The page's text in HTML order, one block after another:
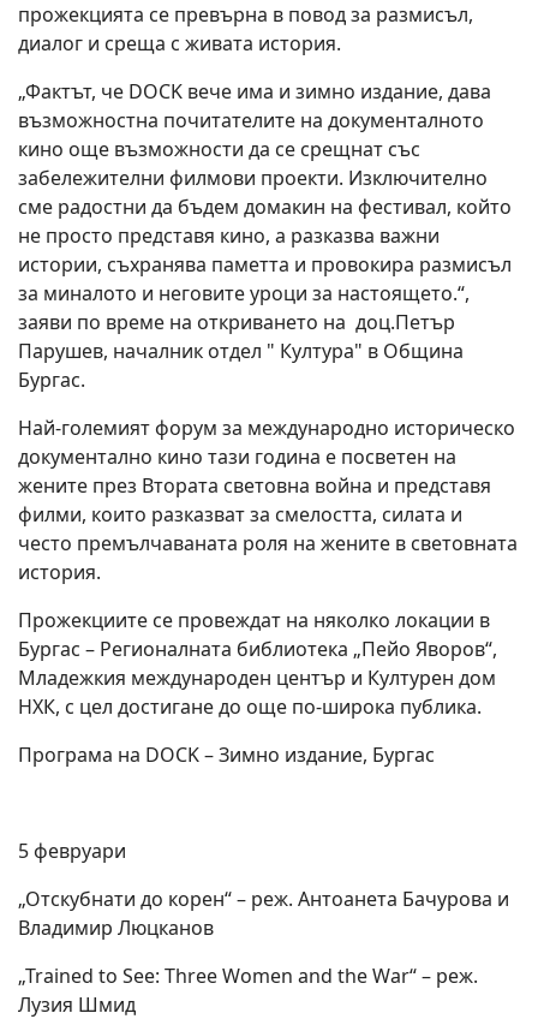
прожекцията се превърна в повод за размисъл,
диалог и среща с живата история.
„Фактът, че DOCK вече има и зимно издание, дава
възможностна почитателите на документалното
кино още възможности да се срещнат със
забележителни филмови проекти. Изключително
сме радостни да бъдем домакин на фестивал, който
не просто представя кино, а разказва важни
истории, съхранява паметта и провокира размисъл
за миналото и неговите уроци за настоящето.“,
заяви по време на откриването на доц.Петър
Парушев, началник отдел " Култура" в Община
Бургас.
Най-големият форум за международно историческо
документално кино тази година е посветен на
жените през Втората световна война и представя
филми, които разказват за смелостта, силата и
често премълчаваната роля на жените в световната
история.
Прожекциите се провеждат на няколко локации в
Бургас – Регионалната библиотека „Пейо Яворов“,
Младежкия международен център и Културен дом
НХК, с цел достигане до още по-широка публика.
Програма на DOCK – Зимно издание, Бургас
5 февруари
„Отскубнати до корен“ – реж. Антоанета Бачурова и
Владимир Люцканов
„Trained to See: Three Women and the War“ – реж.
Лузия Шмид